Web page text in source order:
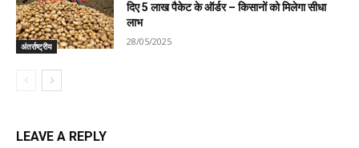
अंतर्राष्ट्रीय
दिए 5 लाख पैकेट के ऑर्डर – किसानों को मिलेगा सीधा
लाभ
28/05/2025
LEAVE A REPLY